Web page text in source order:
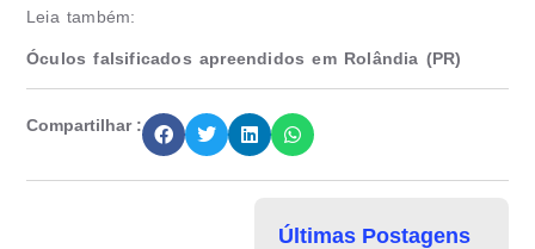
Leia também:
Óculos falsificados apreendidos em Rolândia (PR)
Compartilhar :
Últimas Postagens